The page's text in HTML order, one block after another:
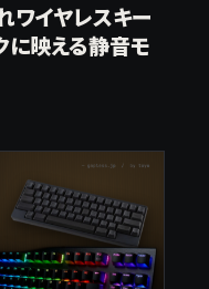
ワイヤレスキー
に映える静音モ